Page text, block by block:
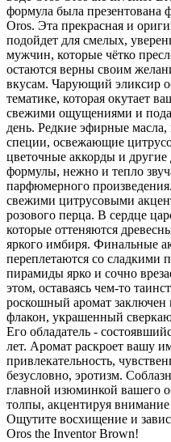
формула была
Oros. Эта прекрасная и
подойдет для смелых,
мужчин, которые чётко
остаются верны своим
вкусам. Чарующий эликсир
тематике, которая окутает
свежими ощущениями и
день. Редкие эфирные
специи, освежающие
цветочные аккорды и
формулы, нежно и тепло
парфюмерного
свежими цитрусовыми
розового перца. В сердце
которые оттеняются
яркого имбиря. Финальные
переплетаются со сладкими
пирамиды ярко и сочно
этом, оставаясь чем-то
роскошный аромат заключен
флакон, украшенный
Его обладатель -
лет. Аромат раскроет вашу
привлекательность,
безусловно, эротизм.
главной изюминкой вашего
толпы, акцентируя внимание
Ощутите восхищение и
Oros the Inventor Brown!